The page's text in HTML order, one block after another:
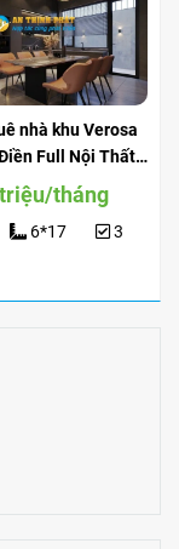
nhà khu Verosa
Full Nội Thất
Công Viên
tháng
6*17 3